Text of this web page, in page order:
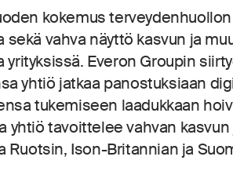
kokemus
vahva näyttö kasvun ja
Everon Groupin
yhtiö jatkaa panostuksiaan
tukemiseen laadukkaan
yhtiö tavoittelee vahvan
Ruotsin, Ison-Britannian ja